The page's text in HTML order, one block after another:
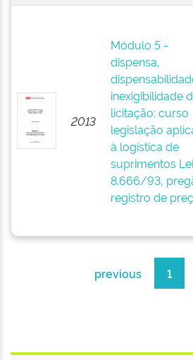
2013
Módulo 5 -
dispensa,
inexigibilidade
licitação: curso
legislação
à logística de
suprimentos Lei
8.666/93,
registro de
previous 1